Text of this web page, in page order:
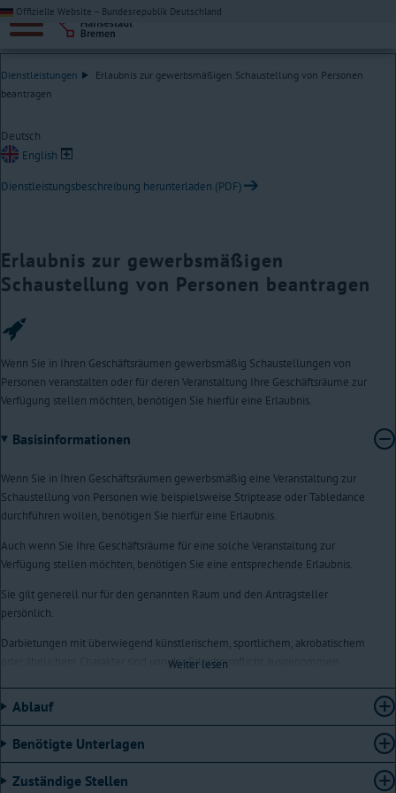
Offizielle Website – Bundesrepublik Deutschland
Dienstleistungen
Erlaubnis zur gewerbsmäßigen Schaustellung von Personen
beantragen
Deutsch
English
Dienstleistungsbeschreibung herunterladen (PDF)
Erlaubnis zur gewerbsmäßigen
Schaustellung von Personen beantragen
Wenn Sie in Ihren Geschäftsräumen gewerbsmäßig Schaustellungen von
Personen veranstalten oder für deren Veranstaltung Ihre Geschäftsräume zur
Verfügung stellen möchten, benötigen Sie hierfür eine Erlaubnis.
Basisinformationen
Wenn Sie in Ihren Geschäftsräumen gewerbsmäßig eine Veranstaltung zur
Schaustellung von Personen wie beispielsweise Striptease oder Tabledance
durchführen wollen, benötigen Sie hierfür eine Erlaubnis.
Auch wenn Sie Ihre Geschäftsräume für eine solche Veranstaltung zur
Verfügung stellen möchten, benötigen Sie eine entsprechende Erlaubnis.
Sie gilt generell nur für den genannten Raum und den Antragsteller
persönlich.
Darbietungen mit überwiegend künstlerischem, sportlichem, akrobatischem
oder ähnlichem Charakter sind von der Erlaubnispflicht ausgenommen.
Es wird nicht auf öffentliche Veranstaltungen abgestellt, so dass auch
Darbietungen vor nur einem Zuschauer, die erlaubnispflichtig sind, erfasst
werden.
In der Regel wird die Erlaubnis zur Schaustellung von Personen unbefristet
erteilt. Sie kann jedoch auch befristet erteilt werden. Möchten Sie eine
Weiter lesen
Ablauf
Benötigte Unterlagen
Zuständige Stellen